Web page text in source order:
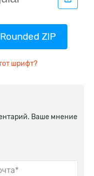
ZIP
шрифт?
Ваше мнение